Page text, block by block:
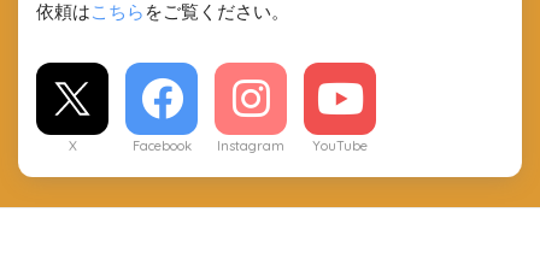
依頼はこちら をご覧ください。
X Facebook Instagram YouTube